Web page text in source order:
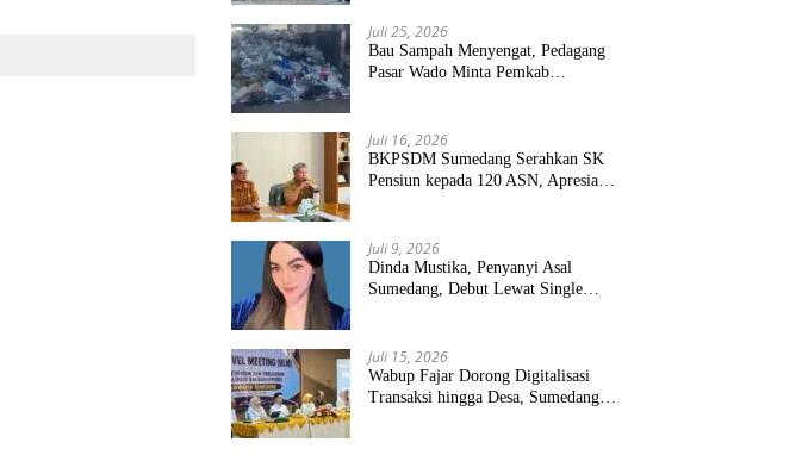
Juli 25, 2026
Bau Sampah Menyengat, Pedagang
Pasar Wado Minta Pemkab
Juli 16, 2026
BKPSDM Sumedang Serahkan SK
Pensiun kepada 120 ASN, Apresiasi
Juli 9, 2026
Dinda Mustika, Penyanyi Asal
Sumedang, Debut Lewat Single
Juli 15, 2026
Wabup Fajar Dorong Digitalisasi
Transaksi hingga Desa, Sumedang